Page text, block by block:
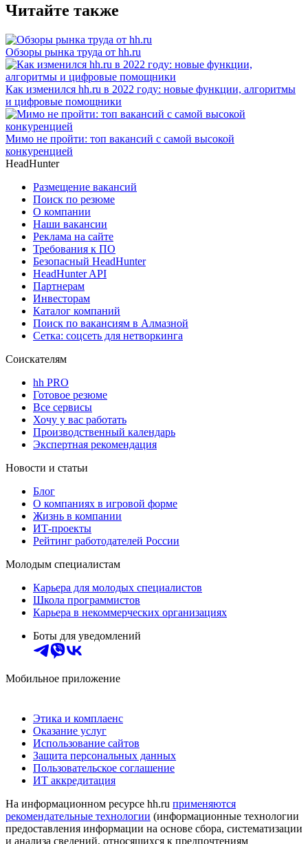
Читайте также
Обзоры рынка труда от hh.ru
Как изменился hh.ru в 2022 году: новые функции, алгоритмы
и цифровые помощники
Мимо не пройти: топ вакансий с самой высокой
конкуренцией
HeadHunter
Размещение вакансий
Поиск по резюме
О компании
Наши вакансии
Реклама на сайте
Требования к ПО
Безопасный HeadHunter
HeadHunter API
Партнерам
Инвесторам
Каталог компаний
Поиск по вакансиям в Алмазной
Сетка: соцсеть для нетворкинга
Соискателям
hh PRO
Готовое резюме
Все сервисы
Хочу у вас работать
Производственный календарь
Экспертная рекомендация
Новости и статьи
Блог
О компаниях в игровой форме
Жизнь в компании
ИТ-проекты
Рейтинг работодателей России
Молодым специалистам
Карьера для молодых специалистов
Школа программистов
Карьера в некоммерческих организациях
Боты для уведомлений
Мобильное приложение
Этика и комплаенс
Оказание услуг
Использование сайтов
Защита персональных данных
Пользовательское соглашение
ИТ аккредитация
На информационном ресурсе hh.ru применяются
рекомендательные технологии (информационные технологии
предоставления информации на основе сбора, систематизации
и анализа сведений, относящихся к предпочтениям